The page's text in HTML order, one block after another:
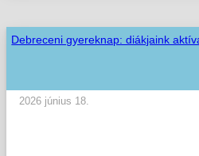
Debreceni gyereknap: diákjaink
2026 június 18.